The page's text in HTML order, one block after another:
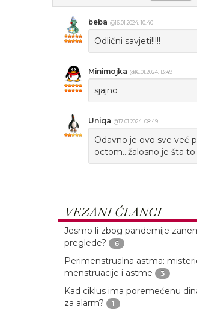
beba @16.01.2024. 10:40
Odlični savjeti!!!!!
Minimojka @16.01.2024. 13:49
sjajno
Uniqa @17.01.2024. 08:49
Odavno je ovo sve već
octom...žalosno je šta
VEZANI ČLANCI
Jesmo li zbog pandemije
preglede?
6
Perimenstrualna astma:
menstruacije i astme
3
Kad ciklus ima poremećenu
za alarm?
1